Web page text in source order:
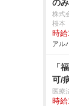
の
株式
桜本
時給
アル
「
可/
医療
時給